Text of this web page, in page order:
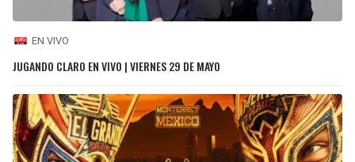
EN VIVO
JUGANDO CLARO EN VIVO | VIERNES 29 DE MAYO